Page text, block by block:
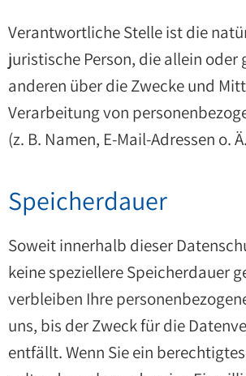
Verantwortliche Stelle ist die
juristische Person, die allein oder
anderen über die Zwecke und
Verarbeitung von
(z. B. Namen, E-Mail-Adressen o.
Speicherdauer
Soweit innerhalb dieser
keine speziellere Speicherdauer
verbleiben Ihre
uns, bis der Zweck für die
entfällt. Wenn Sie ein